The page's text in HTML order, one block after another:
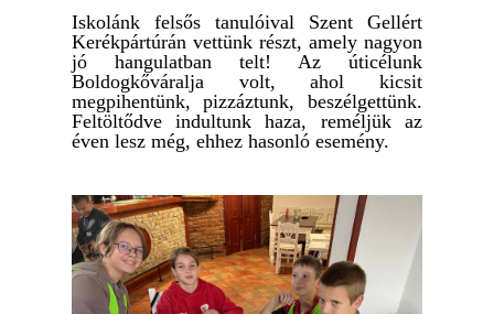
Iskolánk felsős tanulóival Szent Gellért
Kerékpártúrán vettünk részt, amely nagyon
jó hangulatban telt! Az úticélunk
Boldogkőváralja volt, ahol kicsit
megpihentünk, pizzáztunk, beszélgettünk.
Feltöltődve indultunk haza, reméljük az
éven lesz még, ehhez hasonló esemény.